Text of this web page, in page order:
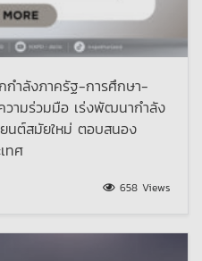
กำลังภาครัฐ-การศึกษา-
วามร่วมมือ เร่งพัฒนากำลัง
นต์สมัยใหม่ ตอบสนอง
ทศ
658 Views